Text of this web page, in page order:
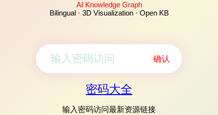
AI Knowledge Graph
Bilingual · 3D Visualization · Open KB
确认
密码大全
输入密码访问最新资源链接